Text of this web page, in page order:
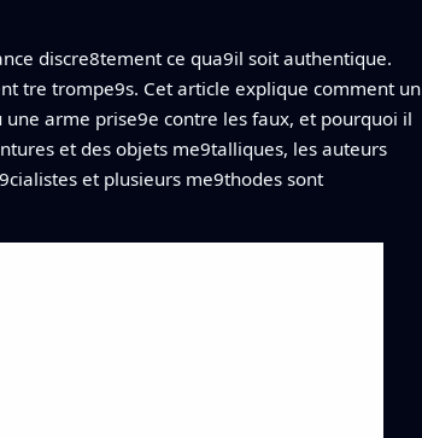
discre8tement ce qua9il soit authentique.
tre trompe9s. Cet article explique comment un
arme prise9e contre les faux, et pourquoi il
et des objets me9talliques, les auteurs
et plusieurs me9thodes sont